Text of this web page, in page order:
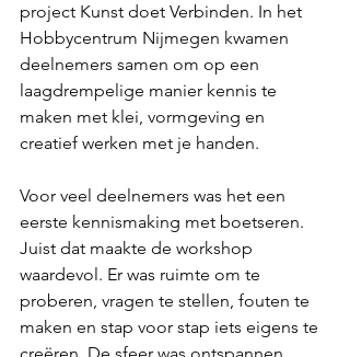
project Kunst doet Verbinden. In het
Hobbycentrum Nijmegen kwamen
deelnemers samen om op een
laagdrempelige manier kennis te
maken met klei, vormgeving en
creatief werken met je handen.
Voor veel deelnemers was het een
eerste kennismaking met boetseren.
Juist dat maakte de workshop
waardevol. Er was ruimte om te
proberen, vragen te stellen, fouten te
maken en stap voor stap iets eigens te